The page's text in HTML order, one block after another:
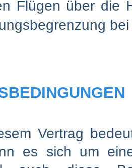
Flügen über die
Vertrag
es sich um